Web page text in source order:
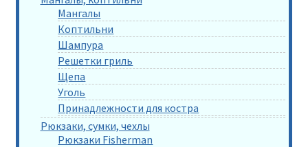
Мангалы
Коптильни
Шампура
Решетки гриль
Щепа
Уголь
Принадлежности для костра
Рюкзаки, сумки, чехлы
Рюкзаки Fisherman